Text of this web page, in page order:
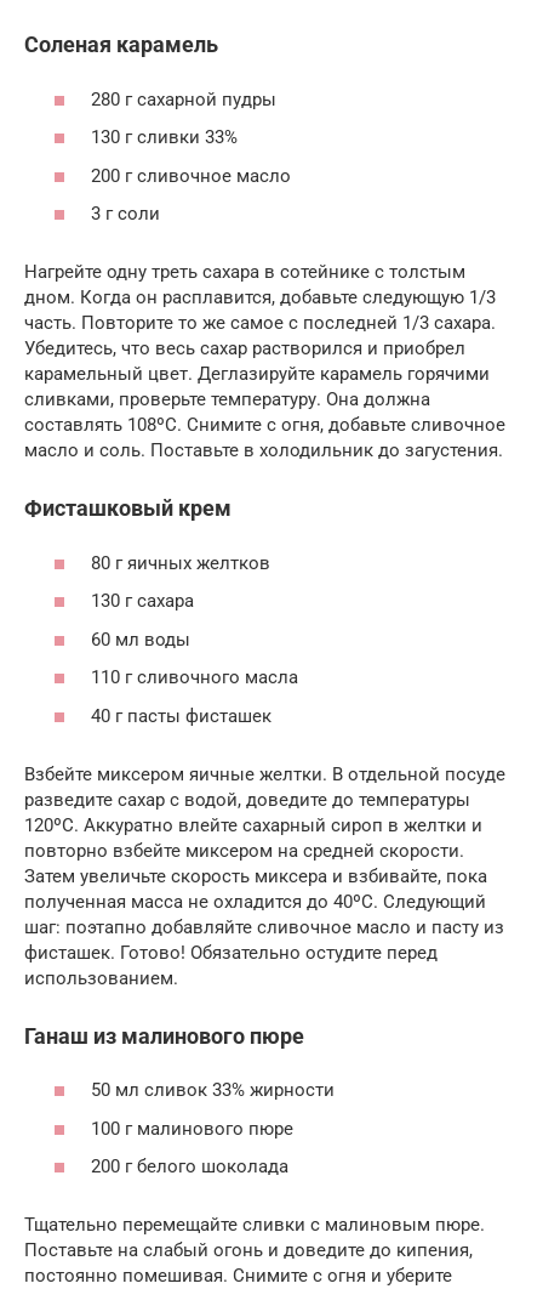
Соленая карамель
280 г сахарной пудры
130 г сливки 33%
200 г сливочное масло
3 г соли
Нагрейте одну треть сахара в сотейнике с толстым
дном. Когда он расплавится, добавьте следующую 1/3
часть. Повторите то же самое с последней 1/3 сахара.
Убедитесь, что весь сахар растворился и приобрел
карамельный цвет. Деглазируйте карамель горячими
сливками, проверьте температуру. Она должна
составлять 108ºC. Снимите с огня, добавьте сливочное
масло и соль. Поставьте в холодильник до загустения.
Фисташковый крем
80 г яичных желтков
130 г сахара
60 мл воды
110 г сливочного масла
40 г пасты фисташек
Взбейте миксером яичные желтки. В отдельной посуде
разведите сахар с водой, доведите до температуры
120ºC. Аккуратно влейте сахарный сироп в желтки и
повторно взбейте миксером на средней скорости.
Затем увеличьте скорость миксера и взбивайте, пока
полученная масса не охладится до 40ºC. Следующий
шаг: поэтапно добавляйте сливочное масло и пасту из
фисташек. Готово! Обязательно остудите перед
использованием.
Ганаш из малинового пюре
50 мл сливок 33% жирности
100 г малинового пюре
200 г белого шоколада
Тщательно перемещайте сливки с малиновым пюре.
Поставьте на слабый огонь и доведите до кипения,
постоянно помешивая. Снимите с огня и уберите